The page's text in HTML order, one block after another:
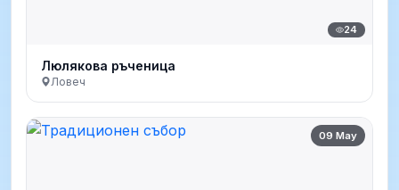
24
Люлякова ръченица
Ловеч
09 May